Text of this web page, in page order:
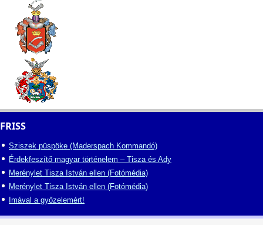
FRISS
Sziszek püspöke (Maderspach Kommandó)
Érdekfeszítő magyar történelem – Tisza és Ady
Merénylet Tisza István ellen (Fotómédia)
Merénylet Tisza István ellen (Fotómédia)
Imával a győzelemért!